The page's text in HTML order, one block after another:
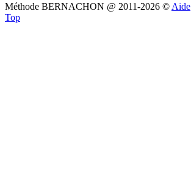
Méthode BERNACHON @ 2011-2026 © Aide
Top